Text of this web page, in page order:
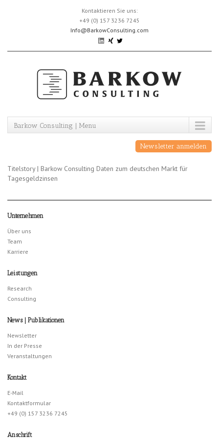
Kontaktieren Sie uns:
+49 (0) 157 3236 7245
Info@BarkowConsulting.com
Barkow Consulting | Menu
Newsletter anmelden
Titelstory | Barkow Consulting Daten zum deutschen Markt für
Tagesgeldzinsen
Unternehmen
Über uns
Team
Karriere
Leistungen
Research
Consulting
News | Publikationen
Newsletter
In der Presse
Veranstaltungen
Kontakt
E-Mail
Kontaktformular
+49 (0) 157 3236 7245
Anschrift